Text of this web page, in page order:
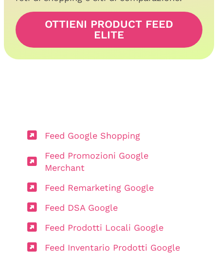
OTTIENI PRODUCT FEED
ELITE
Feed Google Shopping
Feed Promozioni Google
Merchant
Feed Remarketing Google
Feed DSA Google
Feed Prodotti Locali Google
Feed Inventario Prodotti Google